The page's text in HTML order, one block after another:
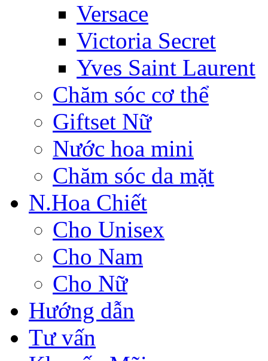
Versace
Victoria Secret
Yves Saint Laurent
Chăm sóc cơ thể
Giftset Nữ
Nước hoa mini
Chăm sóc da mặt
N.Hoa Chiết
Cho Unisex
Cho Nam
Cho Nữ
Hướng dẫn
Tư vấn